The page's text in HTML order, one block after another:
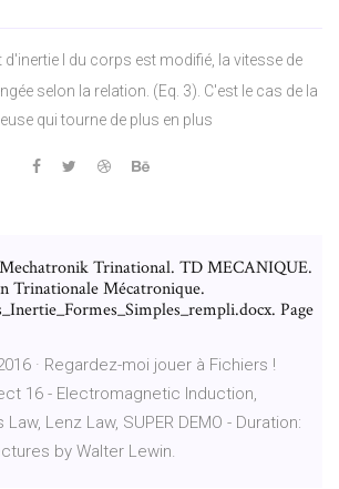
d'inertie I du corps est modifié, la vitesse de
selon la relation. (Eq. 3). C'est le cas de la
qui tourne de plus en plus
Trinational. TD MECANIQUE.
Trinationale Mécatronique.
Page
· Regardez-moi jouer à Fichiers !
16 - Electromagnetic Induction,
Law, Lenz Law, SUPER DEMO - Duration:
by Walter Lewin.